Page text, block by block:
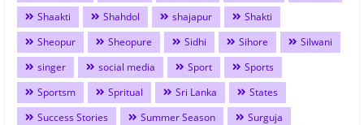
Shaakti
Shahdol shajapur
Shakti
Sheopur
Sheopure Sidhi Sihore
Silwani
singer
social media Sport
Sports
Sportsm
Spritual Sri Lanka
States
Success Stories
Summer Season
Surguja